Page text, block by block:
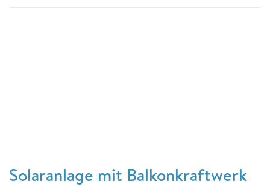
Solaranlage mit Balkonkraftwerk